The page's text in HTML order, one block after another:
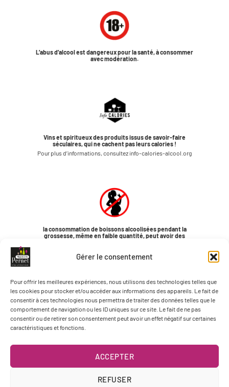
Gérer le consentement
Pour offrir les meilleures expériences, nous utilisons des technologies telles que
les cookies pour stocker et/ou accéder aux informations des appareils. Le fait de
consentir à ces technologies nous permettra de traiter des données telles que le
comportement de navigation ou les ID uniques sur ce site. Le fait de ne pas
consentir ou de retirer son consentement peut avoir un effet négatif sur certaines
caractéristiques et fonctions.
ACCEPTER
REFUSER
L’abus d’alcool est dangereux pour la santé, à consommer
avec modération.
Vins et spiritueux des produits issus de savoir-faire
séculaires, qui ne cachent pas leurs calories !
Pour plus d’informations, consultez info-calories-alcool.org
la consommation de boissons alcoolisées pendant la
grossesse, même en faible quantité, peut avoir des